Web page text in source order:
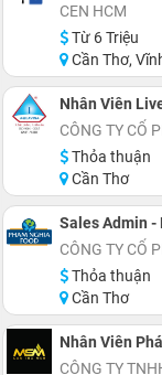
CEN HCM
Từ 6 Triệu
Cần Thơ, Vĩnh Long, Đồng
Nhân Viên
CÔNG TY CỔ
Thỏa thuận
Cần Thơ
Sales Admin -
CÔNG TY CỔ
Thỏa thuận
Cần Thơ
Nhân Viên
CÔNG TY